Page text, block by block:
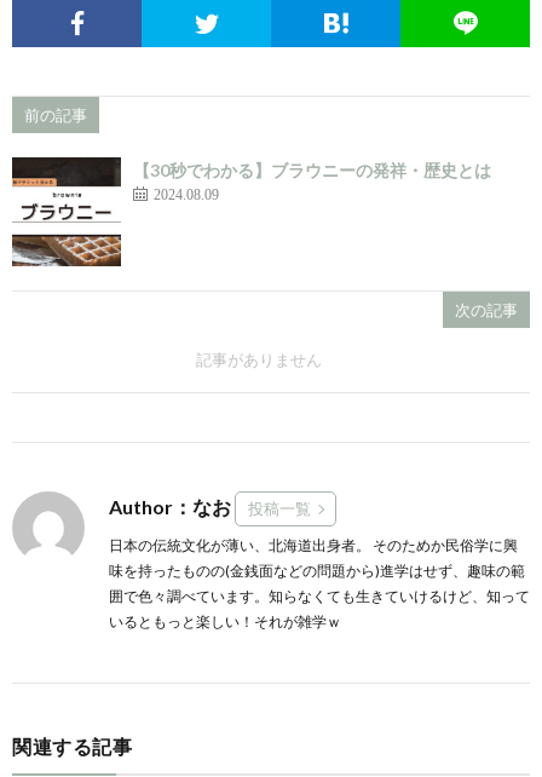
前の記事
【30秒でわかる】ブラウニーの発祥・歴史とは
2024.08.09
次の記事
記事がありません
Author：なお 投稿一覧
日本の伝統文化が薄い、北海道出身者。 そのためか民俗学に興
味を持ったものの(金銭面などの問題から)進学はせず、趣味の範
囲で色々調べています。知らなくても生きていけるけど、知って
いるともっと楽しい！それが雑学ｗ
関連する記事